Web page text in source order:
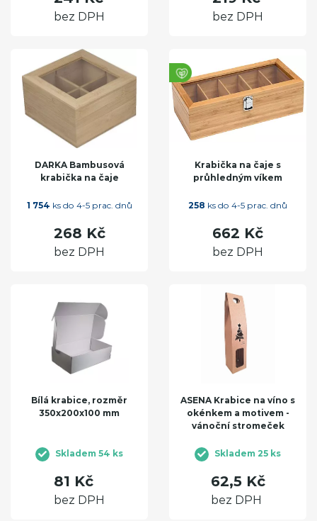
bez DPH bez DPH
DARKA Bambusová
krabička na čaje
1 754 ks do 4-5 prac. dnů
268 Kč
bez DPH
Krabička na čaje s
průhledným víkem
258 ks do 4-5 prac. dnů
662 Kč
bez DPH
Bílá krabice, rozměr
350x200x100 mm
Skladem 54 ks
81 Kč
bez DPH
ASENA Krabice na víno s
okénkem a motivem -
vánoční stromeček
Skladem 25 ks
62,5 Kč
bez DPH